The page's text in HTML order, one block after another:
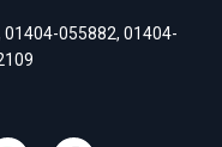
01404-055882, 01404-